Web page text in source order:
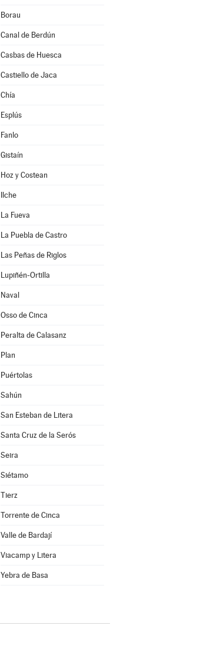
Borau
Canal de Berdún
Casbas de Huesca
Castiello de Jaca
Chía
Esplús
Fanlo
Gistaín
Hoz y Costean
Ilche
La Fueva
La Puebla de Castro
Las Peñas de Riglos
Lupiñén-Ortilla
Naval
Osso de Cinca
Peralta de Calasanz
Plan
Puértolas
Sahún
San Esteban de Litera
Santa Cruz de la Serós
Seira
Siétamo
Tierz
Torrente de Cinca
Valle de Bardají
Viacamp y Litera
Yebra de Basa